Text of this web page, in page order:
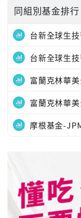
同組別基金排行
台新全球生
台新全球生
富蘭克林華
富蘭克林華
摩根基金-